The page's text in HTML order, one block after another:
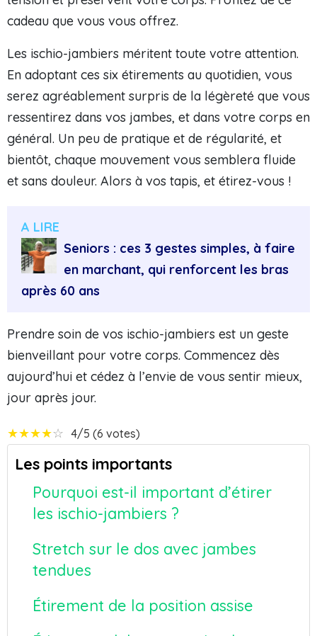
cadeau que vous vous offrez.
Les ischio-jambiers méritent toute votre attention.
En adoptant ces six étirements au quotidien, vous
serez agréablement surpris de la légèreté que vous
ressentirez dans vos jambes, et dans votre corps en
général. Un peu de pratique et de régularité, et
bientôt, chaque mouvement vous semblera fluide
et sans douleur. Alors à vos tapis, et étirez-vous !
A LIRE
Seniors : ces 3 gestes simples, à faire
en marchant, qui renforcent les bras
après 60 ans
Prendre soin de vos ischio-jambiers est un geste
bienveillant pour votre corps. Commencez dès
aujourd’hui et cédez à l’envie de vous sentir mieux,
jour après jour.
★★★★☆ 4/5 (6 votes)
Les points importants
Pourquoi est-il important d’étirer
les ischio-jambiers ?
Stretch sur le dos avec jambes
tendues
Étirement de la position assise